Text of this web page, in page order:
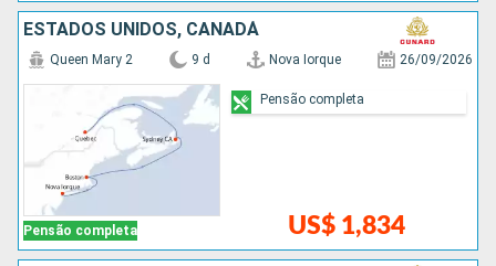
ESTADOS UNIDOS, CANADÁ
Pensão completa
Queen Mary 2 9 d Nova Iorque 26/09/2026
US$ 1,834
Pensão completa